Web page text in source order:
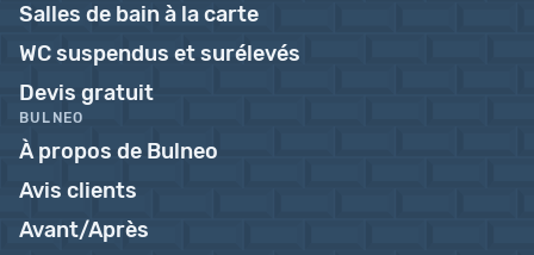
Salles de bain à la carte
WC suspendus et surélevés
Devis gratuit
BULNEO
À propos de Bulneo
Avis clients
Avant/Après